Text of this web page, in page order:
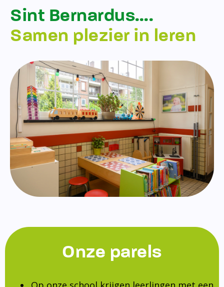
Sint Bernardus….
Samen plezier in leren
Onze parels